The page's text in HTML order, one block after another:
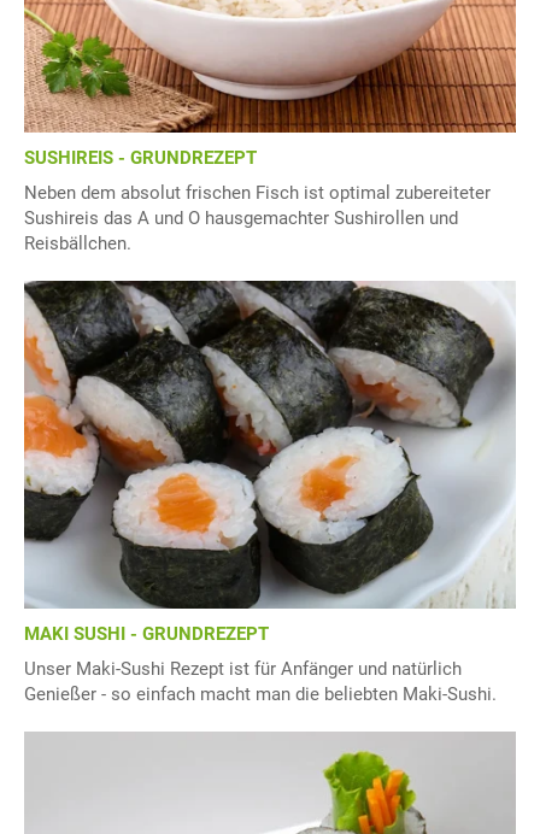
SUSHIREIS - GRUNDREZEPT
Neben dem absolut frischen Fisch ist optimal zubereiteter
Sushireis das A und O hausgemachter Sushirollen und
Reisbällchen.
MAKI SUSHI - GRUNDREZEPT
Unser Maki-Sushi Rezept ist für Anfänger und natürlich
Genießer - so einfach macht man die beliebten Maki-Sushi.